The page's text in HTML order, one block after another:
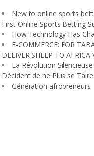
New to online sports
First Online Sports Betting
How Technology Has
E-COMMERCE: FOR
DELIVER SHEEP TO AFRICA
La Révolution
Décident de ne Plus se Taire
Génération afropreneurs